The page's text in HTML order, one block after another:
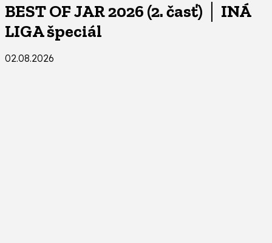
BEST OF JAR 2026 (2. časť) │ INÁ
LIGA špeciál
02.08.2026